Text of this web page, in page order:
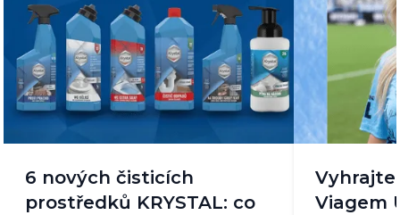
6 nových čisticích
prostředků KRYSTAL: co
Vyhrajte
Viagem